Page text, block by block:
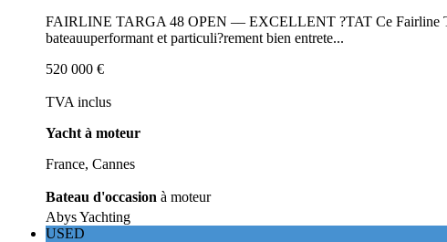
FAIRLINE TARGA 48 OPEN –– EXCELLENT ?TAT Ce Fairline
bateauuperformant et particuli?rement bien entrete...
520 000 €
TVA inclus
Yacht à moteur
France, Cannes
Bateau d'occasion à moteur
Abys Yachting
USED